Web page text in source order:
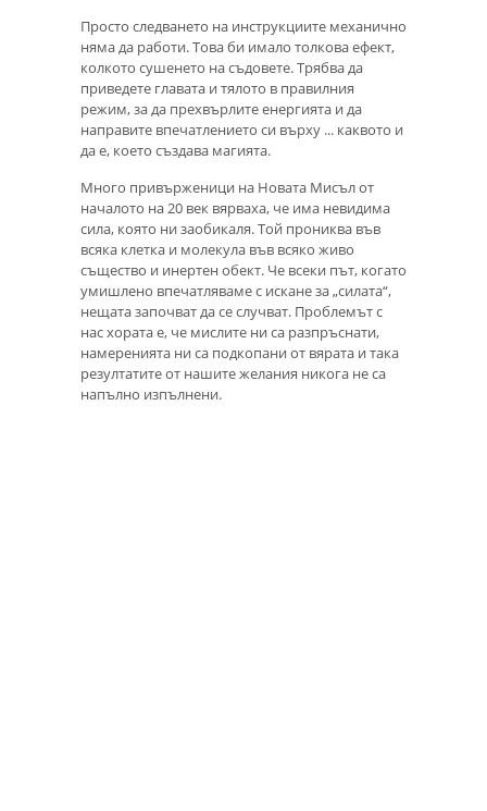
Просто следването на инструкциите механично
няма да работи. Това би имало толкова ефект,
колкото сушенето на съдовете. Трябва да
приведете главата и тялото в правилния
режим, за да прехвърлите енергията и да
направите впечатлението си върху ... каквото и
да е, което създава магията.
Много привърженици на Новата Мисъл от
началото на 20 век вярваха, че има невидима
сила, която ни заобикаля. Той прониква във
всяка клетка и молекула във всяко живо
същество и инертен обект. Че всеки път, когато
умишлено впечатляваме с искане за „силата“,
нещата започват да се случват. Проблемът с
нас хората е, че мислите ни са разпръснати,
намеренията ни са подкопани от вярата и така
резултатите от нашите желания никога не са
напълно изпълнени.